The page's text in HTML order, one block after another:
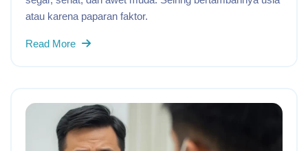
atau karena paparan faktor.
Read More